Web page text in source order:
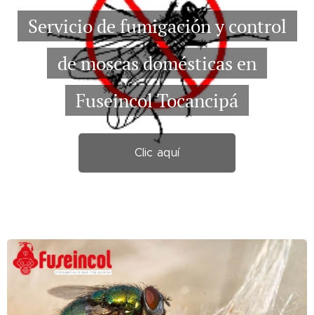
Servicio de fumigación y control
de moscas domésticas en
Fuseincol Tocancipá
Clic aquí